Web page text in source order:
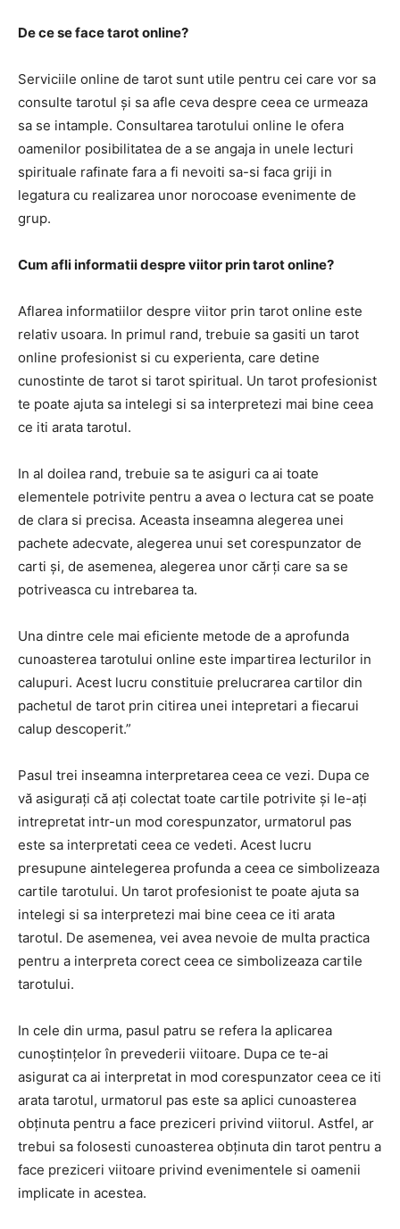
De ce se face tarot online?
Serviciile online de tarot sunt utile pentru cei care vor sa
consulte tarotul și sa afle ceva despre ceea ce urmeaza
sa se intample. Consultarea tarotului online le ofera
oamenilor posibilitatea de a se angaja in unele lecturi
spirituale rafinate fara a fi nevoiti sa-si faca griji in
legatura cu realizarea unor norocoase evenimente de
grup.
Cum afli informatii despre viitor prin tarot online?
Aflarea informatiilor despre viitor prin tarot online este
relativ usoara. In primul rand, trebuie sa gasiti un tarot
online profesionist si cu experienta, care detine
cunostinte de tarot si tarot spiritual. Un tarot profesionist
te poate ajuta sa intelegi si sa interpretezi mai bine ceea
ce iti arata tarotul.
In al doilea rand, trebuie sa te asiguri ca ai toate
elementele potrivite pentru a avea o lectura cat se poate
de clara si precisa. Aceasta inseamna alegerea unei
pachete adecvate, alegerea unui set corespunzator de
carti și, de asemenea, alegerea unor cărți care sa se
potriveasca cu intrebarea ta.
Una dintre cele mai eficiente metode de a aprofunda
cunoasterea tarotului online este impartirea lecturilor in
calupuri. Acest lucru constituie prelucrarea cartilor din
pachetul de tarot prin citirea unei intepretari a fiecarui
calup descoperit.”
Pasul trei inseamna interpretarea ceea ce vezi. Dupa ce
vă asigurați că ați colectat toate cartile potrivite și le-ați
intrepretat intr-un mod corespunzator, urmatorul pas
este sa interpretati ceea ce vedeti. Acest lucru
presupune aintelegerea profunda a ceea ce simbolizeaza
cartile tarotului. Un tarot profesionist te poate ajuta sa
intelegi si sa interpretezi mai bine ceea ce iti arata
tarotul. De asemenea, vei avea nevoie de multa practica
pentru a interpreta corect ceea ce simbolizeaza cartile
tarotului.
In cele din urma, pasul patru se refera la aplicarea
cunoștințelor în prevederii viitoare. Dupa ce te-ai
asigurat ca ai interpretat in mod corespunzator ceea ce iti
arata tarotul, urmatorul pas este sa aplici cunoasterea
obținuta pentru a face preziceri privind viitorul. Astfel, ar
trebui sa folosesti cunoasterea obținuta din tarot pentru a
face preziceri viitoare privind evenimentele si oamenii
implicate in acestea.